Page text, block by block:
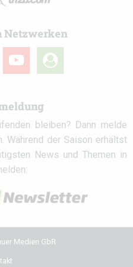
Netzwerken
youtube
user-
circle
bleiben? Dann melde
Während der Saison erhältst
News und Themen in
Medien GbR